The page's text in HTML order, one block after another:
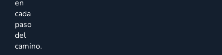
en
cada
paso
del
camino.